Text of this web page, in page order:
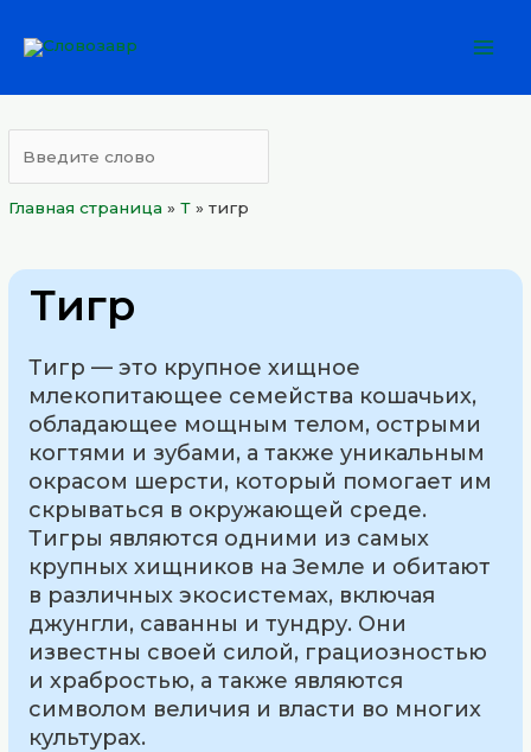
Главная страница »Т »тигр
Тигр
Тигр — это крупное хищное
млекопитающее семейства кошачьих,
обладающее мощным телом, острыми
когтями и зубами, а также уникальным
окрасом шерсти, который помогает им
скрываться в окружающей среде.
Тигры являются одними из самых
крупных хищников на Земле и обитают
в различных экосистемах, включая
джунгли, саванны и тундру. Они
известны своей силой, грациозностью
и храбростью, а также являются
символом величия и власти во многих
культурах.